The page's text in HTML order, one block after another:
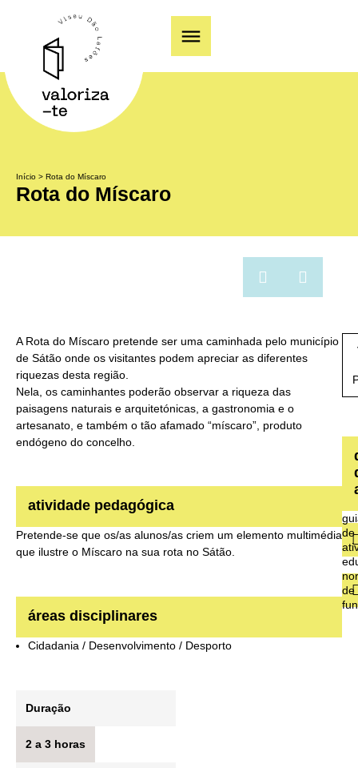
Início > Rota do Míscaro
Rota do Míscaro
A Rota do Míscaro pretende ser uma caminhada pelo município
de Sátão onde os visitantes podem apreciar as diferentes
riquezas desta região.
Nela, os caminhantes poderão observar a riqueza das
paisagens naturais e arquitetónicas, a gastronomia e o
artesanato, e também o tão afamado “míscaro”, produto
endógeno do concelho.
atividade pedagógica
Pretende-se que os/as alunos/as criem um elemento multimédia
que ilustre o Míscaro na sua rota no Sátão.
áreas disciplinares
Cidadania / Desenvolvimento / Desporto
Duração
2 a 3 horas
de
de